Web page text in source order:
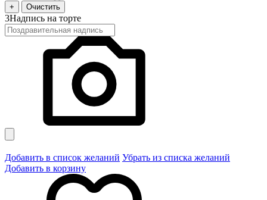
+ Очистить
3Надпись на торте
Добавить в список желаний Убрать из списка желаний
Добавить в корзину